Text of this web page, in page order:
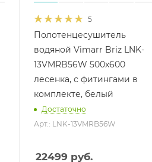
5
Полотенцесушитель
водяной Vimarr Briz LNK-
13VMRB56W 500х600
лесенка, с фитингами в
комплекте, белый
Достаточно
Арт.: LNK-13VMRB56W
22499 руб.